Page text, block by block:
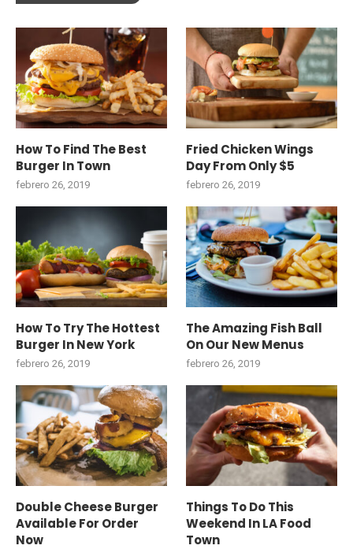
How To Find The Best
Burger In Town
febrero 26, 2019
Fried Chicken Wings
Day From Only $5
febrero 26, 2019
How To Try The Hottest
Burger In New York
febrero 26, 2019
The Amazing Fish Ball
On Our New Menus
febrero 26, 2019
Double Cheese Burger
Available For Order
Now
Things To Do This
Weekend In LA Food
Town